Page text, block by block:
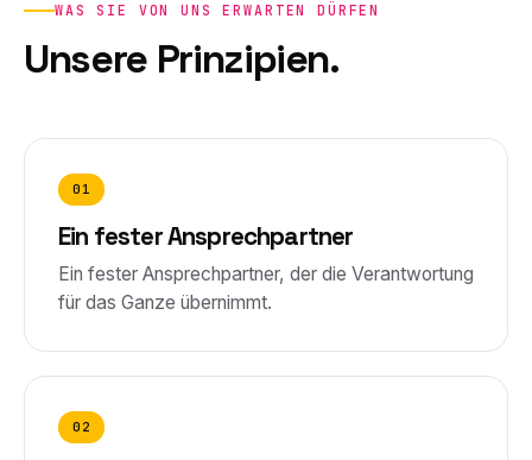
WAS SIE VON UNS ERWARTEN DÜRFEN
Unsere Prinzipien.
01
Ein fester Ansprechpartner
Ein fester Ansprechpartner, der die Verantwortung
für das Ganze übernimmt.
02